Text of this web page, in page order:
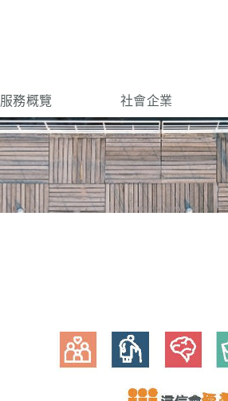
服務概覽 社會企業